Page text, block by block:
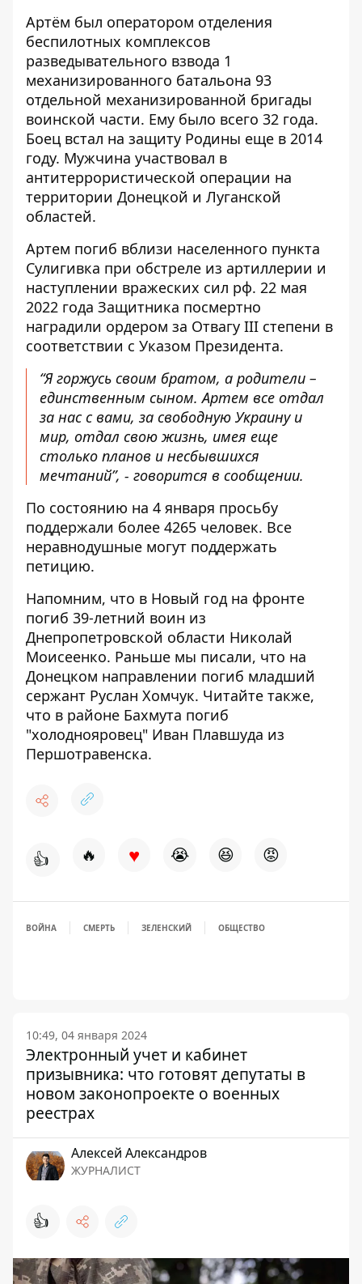
Артём был оператором отделения
беспилотных комплексов
разведывательного взвода 1
механизированного батальона 93
отдельной механизированной бригады
воинской части. Ему было всего 32 года.
Боец встал на защиту Родины еще в 2014
году. Мужчина участвовал в
антитеррористической операции на
территории Донецкой и Луганской
областей.
Артем погиб вблизи населенного пункта
Сулигивка при обстреле из артиллерии и
наступлении вражеских сил рф. 22 мая
2022 года Защитника посмертно
наградили ордером за Отвагу ІІІ степени в
соответствии с Указом Президента.
“Я горжусь своим братом, а родители –
единственным сыном. Артем все отдал
за нас с вами, за свободную Украину и
мир, отдал свою жизнь, имея еще
столько планов и несбывшихся
мечтаний”, - говорится в сообщении.
По состоянию на 4 января просьбу
поддержали более 4265 человек. Все
неравнодушные могут поддержать
петицию.
Напомним, что в Новый год на фронте
погиб 39-летний воин из
Днепропетровской области Николай
Моисеенко. Раньше мы писали, что на
Донецком направлении погиб младший
сержант Руслан Хомчук. Читайте также,
что в районе Бахмута погиб
"холоднояровец" Иван Плавшуда из
Першотравенска.
👍 🔥 ♥ 😭 😆 😡
ВОЙНА СМЕРТЬ ЗЕЛЕНСКИЙ ОБЩЕСТВО
10:49, 04 января 2024
Электронный учет и кабинет
призывника: что готовят депутаты в
новом законопроекте о военных
реестрах
Алексей Александров
ЖУРНАЛИСТ
👍